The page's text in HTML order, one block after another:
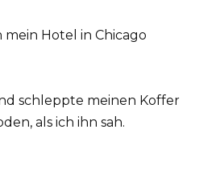
mein Hotel in Chicago
schleppte meinen Koffer
als ich ihn sah.